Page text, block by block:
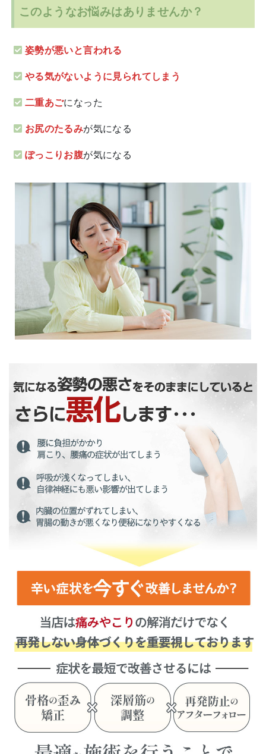
このようなお悩みはありませんか？
姿勢が悪いと言われる
やる気がないように見られてしまう
二重あごになった
お尻のたるみが気になる
ぽっこりお腹が気になる